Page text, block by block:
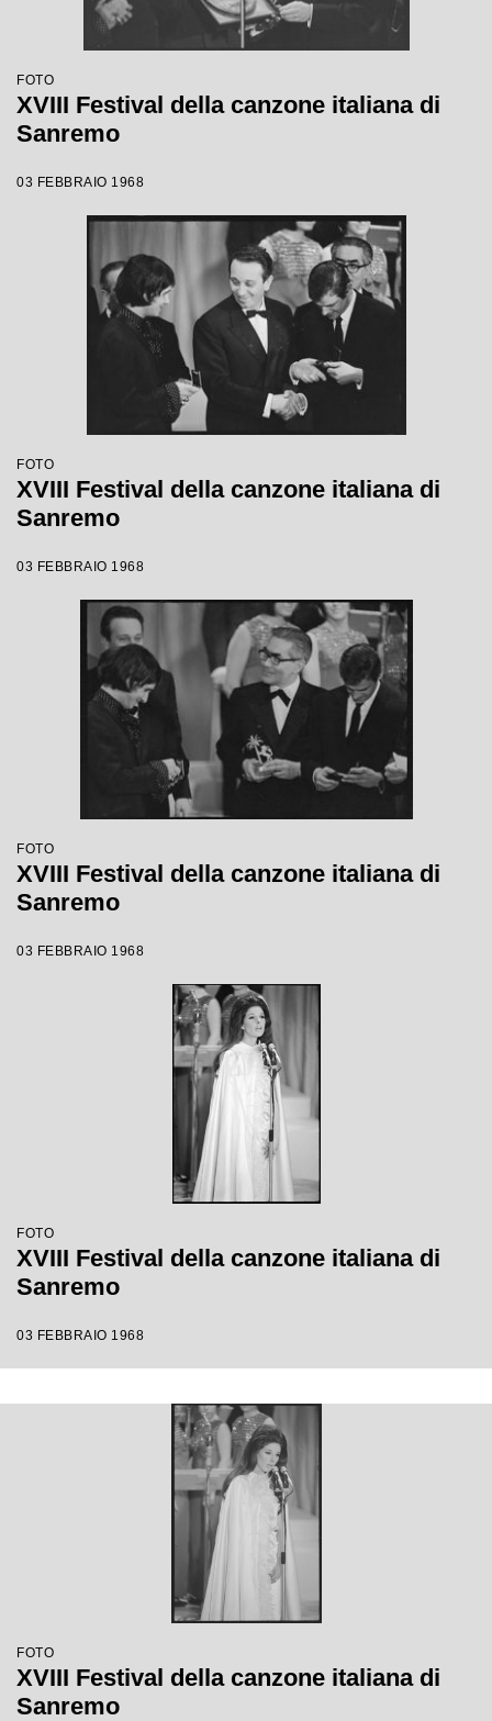
FOTO
XVIII Festival della canzone italiana di
Sanremo
03 FEBBRAIO 1968
FOTO
XVIII Festival della canzone italiana di
Sanremo
03 FEBBRAIO 1968
FOTO
XVIII Festival della canzone italiana di
Sanremo
03 FEBBRAIO 1968
FOTO
XVIII Festival della canzone italiana di
Sanremo
03 FEBBRAIO 1968
FOTO
XVIII Festival della canzone italiana di
Sanremo